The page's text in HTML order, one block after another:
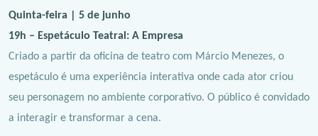
Quinta-feira | 5 de junho
19h – Espetáculo Teatral: A Empresa
Criado a partir da oficina de teatro com Márcio Menezes, o
espetáculo é uma experiência interativa onde cada ator criou
seu personagem no ambiente corporativo. O público é convidado
a interagir e transformar a cena.